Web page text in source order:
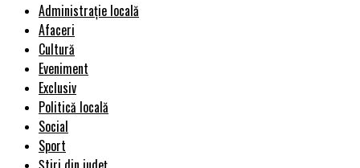
Administrație locală
Afaceri
Cultură
Eveniment
Exclusiv
Politică locală
Social
Sport